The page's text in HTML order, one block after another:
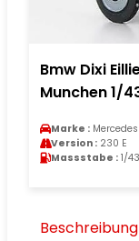
Bmw Dixi
Munchen 1/
Marke : Mercedes
Version : 230 E
Massstabe : 1/43
Beschreibung